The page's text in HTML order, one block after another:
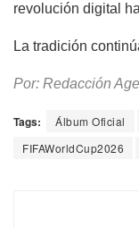
revolución digital
La tradición
Por: Redacción
Tags: Álbum Oficial
FIFAWorldCup2026